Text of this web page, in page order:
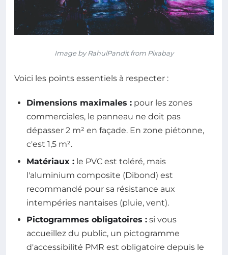
Image by RahulPandit from Pixabay
Voici les points essentiels à respecter :
Dimensions maximales : pour les zones
commerciales, le panneau ne doit pas
dépasser 2 m² en façade. En zone piétonne,
c'est 1,5 m².
Matériaux : le PVC est toléré, mais
l'aluminium composite (Dibond) est
recommandé pour sa résistance aux
intempéries nantaises (pluie, vent).
Pictogrammes obligatoires : si vous
accueillez du public, un pictogramme
d'accessibilité PMR est obligatoire depuis le